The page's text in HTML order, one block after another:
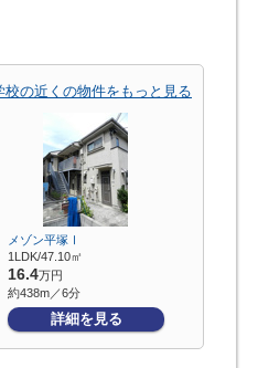
の近くの物件をもっと見る
メゾン平塚Ⅰ
1LDK/47.10㎡
16.4万円
約438m／6分
詳細を見る